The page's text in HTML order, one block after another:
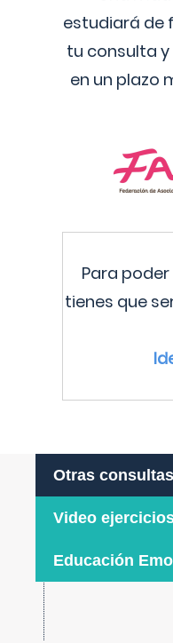
estudiará de
tu consulta
en un plazo
Para
tienes que
Otras consultas
Video
Educación